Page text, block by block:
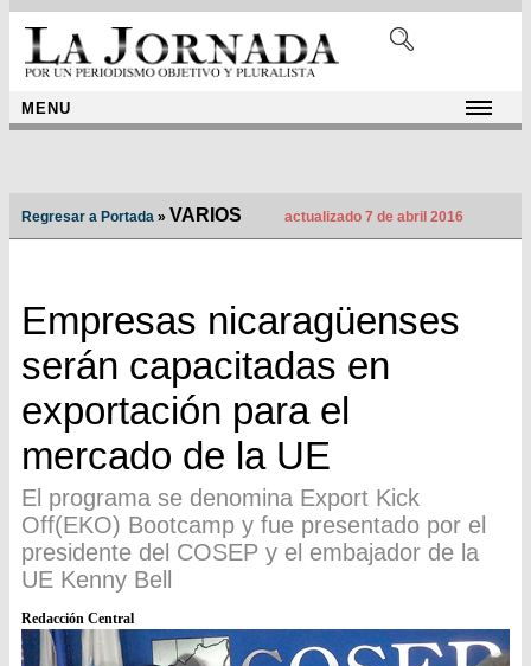
MENU
Regresar a Portada » VARIOS actualizado 7 de abril 2016
Empresas nicaragüenses
serán capacitadas en
exportación para el
mercado de la UE
El programa se denomina Export Kick
Off(EKO) Bootcamp y fue presentado por el
presidente del COSEP y el embajador de la
UE Kenny Bell
Redacción Central